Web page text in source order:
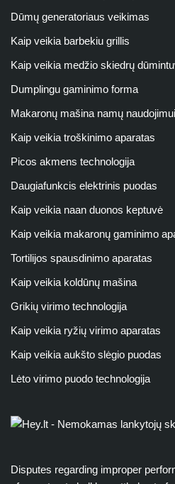
Dūmų generatoriaus veikimas
Kaip veikia barbekiu grillis
Kaip veikia medžio skiedrų
Dumplingu gaminimo forma
Makaronų mašina namų naudojimui
Kaip veikia troškinimo aparatas
Picos akmens technologija
Daugiafunkcis elektrinis puodas
Kaip veikia naan duonos keptuvė
Kaip veikia makaronų gaminimo
Tortilijos spausdinimo aparatas
Kaip veikia koldūnų mašina
Grikių virimo technologija
Kaip veikia ryžių virimo aparatas
Kaip veikia aukšto slėgio puodas
Lėto virimo puodo technologija
Disputes regarding improper